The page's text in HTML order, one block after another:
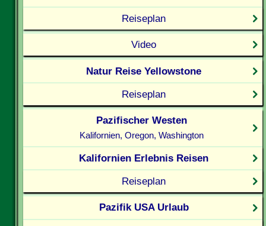
Reiseplan
Video
Natur Reise Yellowstone
Reiseplan
Pazifischer Westen
Kalifornien, Oregon, Washington
Kalifornien Erlebnis Reisen
Reiseplan
Pazifik USA Urlaub